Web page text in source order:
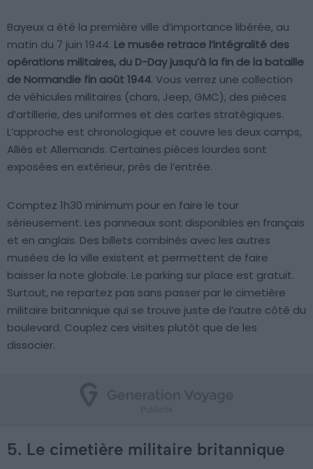
Bayeux a été la première ville d’importance libérée, au
matin du 7 juin 1944. Le musée retrace l’intégralité des
opérations militaires, du D-Day jusqu’à la fin de la bataille
de Normandie fin août 1944. Vous verrez une collection
de véhicules militaires (chars, Jeep, GMC), des pièces
d’artillerie, des uniformes et des cartes stratégiques.
L’approche est chronologique et couvre les deux camps,
Alliés et Allemands. Certaines pièces lourdes sont
exposées en extérieur, près de l’entrée.
Comptez 1h30 minimum pour en faire le tour
sérieusement. Les panneaux sont disponibles en français
et en anglais. Des billets combinés avec les autres
musées de la ville existent et permettent de faire
baisser la note globale. Le parking sur place est gratuit.
Surtout, ne repartez pas sans passer par le cimetière
militaire britannique qui se trouve juste de l’autre côté du
boulevard. Couplez ces visites plutôt que de les
dissocier.
5. Le cimetière militaire britannique